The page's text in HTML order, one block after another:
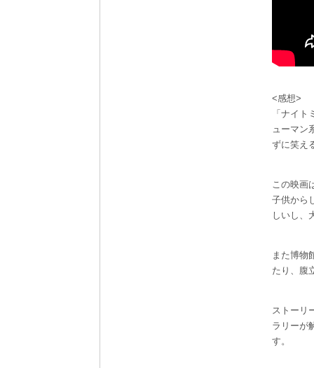
<感想>
「ナイ
ューマン
ずに笑え
この映画
子供から
しいし、
また博物
たり、腹
ストーリ
ラリーが
す。